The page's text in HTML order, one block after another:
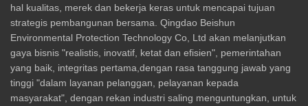
hal kualitas, merek dan bekerja keras untuk mencapai tujuan
strategis pembangunan bersama. Qingdao Beishun
Environmental Protection Technology Co, Ltd akan melanjutkan
gaya bisnis "realistis, inovatif, ketat dan efisien", pemerintahan
yang baik, integritas pertama,dengan rasa tanggung jawab yang
tinggi "dalam layanan pelanggan, pelayanan kepada
masyarakat", dengan rekan industri saling menguntungkan, untuk